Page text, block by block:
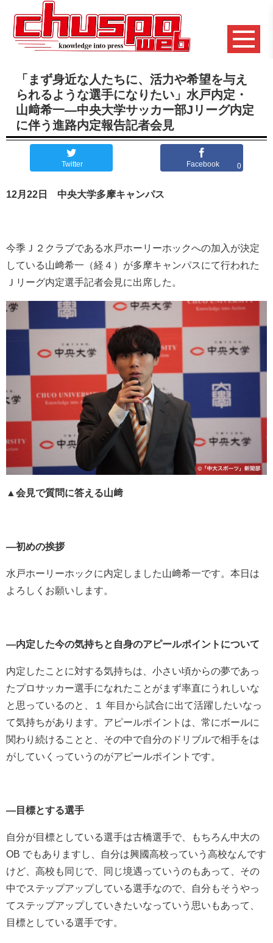
「まず身近な人たちに、活力や希望を与え
られるような選手になりたい」水戸内定・
山﨑希一―中央大学サッカー部Jリーグ内定
に伴う進路内定報告記者会見
Twitter Facebook 0
12月22日 中央大学多摩キャンパス
今季Ｊ２クラブである水戸ホーリーホックへの加入が決定
している山﨑希一（経４）が多摩キャンパスにて行われた
Ｊリーグ内定選手記者会見に出席した。
▲ 会見で質問に答える山﨑
―初めの挨拶
水戸ホーリーホックに内定しました山﨑希一です。本日は
よろしくお願いします。
―内定した今の気持ちと自身のアピールポイントについて
内定したことに対する気持ちは、小さい頃からの夢であっ
たプロサッカー選手になれたことがまず率直にうれしいな
と思っているのと、１ 年目から試合に出て活躍したいなっ
て気持ちがあります。アピールポイントは、常にボールに
関わり続けることと、その中で自分のドリブルで相手をは
がしていくっていうのがアピールポイントです。
―目標とする選手
自分が目標としている選手は古橋選手で、もちろん中大の
OB でもありますし、自分は興國高校っていう高校なんです
けど、高校も同じで、同じ境遇っていうのもあって、その
中でステップアップしている選手なので、自分もそうやっ
てステップアップしていきたいなっていう思いもあって、
目標としている選手です。